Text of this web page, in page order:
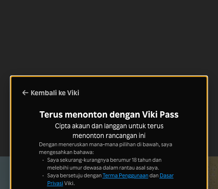
Kembali ke Viki
Terus menonton dengan Viki Pass
Cipta akaun dan langgan untuk terus
menonton rancangan ini
Dengan meneruskan mana-mana pilihan di bawah, saya
mengesahkan bahawa:
Saya sekurang-kurangnya berumur 18 tahun dan
melebihi umur dewasa dalam rantau asal saya.
Saya bersetuju denganTerma Penggunaandan Dasar
Privasi Viki.